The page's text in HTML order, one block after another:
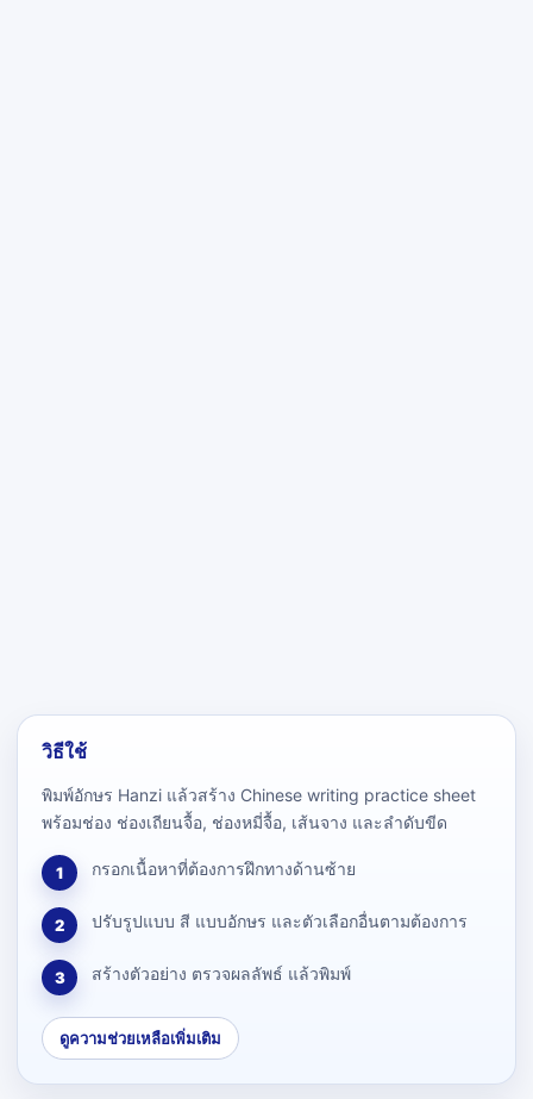
วิธีใช้
พิมพ์อักษร Hanzi แล้วสร้าง Chinese writing practice sheet
พร้อมช่อง ช่องเถียนจื้อ, ช่องหมี่จื้อ, เส้นจาง และลำดับขีด
1 กรอกเนื้อหาที่ต้องการฝึกทางด้านซ้าย
2 ปรับรูปแบบ สี แบบอักษร และตัวเลือกอื่นตามต้องการ
3 สร้างตัวอย่าง ตรวจผลลัพธ์ แล้วพิมพ์
ดูความช่วยเหลือเพิ่มเติม